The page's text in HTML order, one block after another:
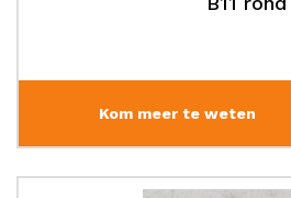
Kom meer te weten